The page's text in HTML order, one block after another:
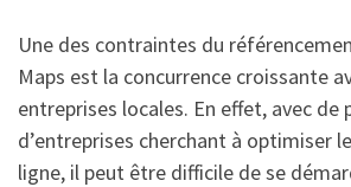
Une des contraintes du
Maps est la concurrence croissante
entreprises locales. En effet, avec de
d’entreprises cherchant à optimiser
ligne, il peut être difficile de se